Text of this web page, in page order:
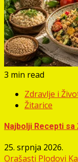
3 min read
Zdravlje i
Žitarice
Najbolji Recepti
25. srpnja 2026.
Orašasti Plodovi